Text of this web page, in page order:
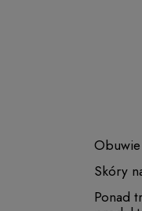
Obuwie
Skóry
Ponad